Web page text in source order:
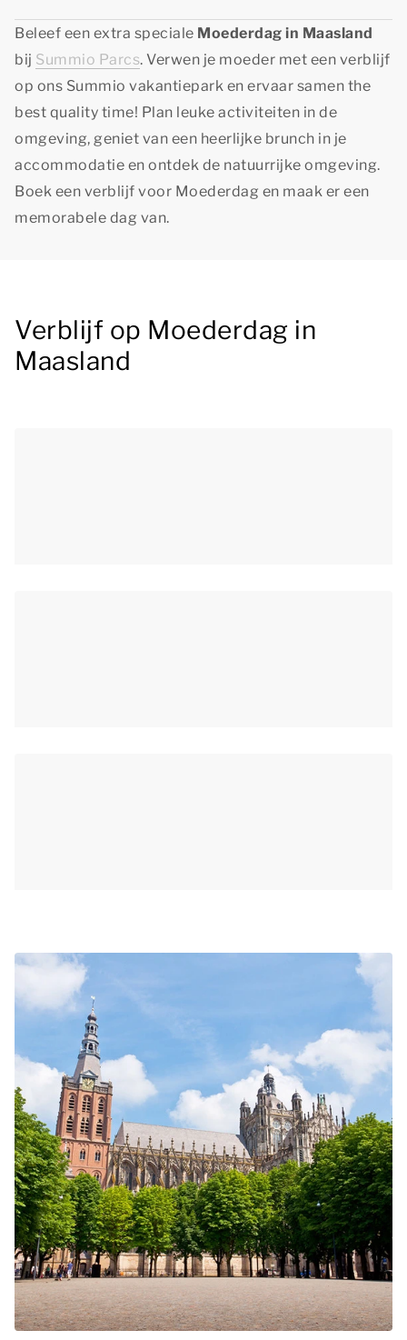
Beleef een extra speciale Moederdag in Maasland
bij Summio Parcs. Verwen je moeder met een verblijf
op ons Summio vakantiepark en ervaar samen the
best quality time! Plan leuke activiteiten in de
omgeving, geniet van een heerlijke brunch in je
accommodatie en ontdek de natuurrijke omgeving.
Boek een verblijf voor Moederdag en maak er een
memorabele dag van.
Verblijf op Moederdag in
Maasland